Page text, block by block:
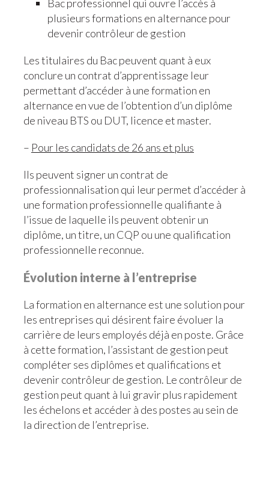
Bac professionnel qui ouvre l’accès à
plusieurs formations en alternance pour
devenir contrôleur de gestion
Les titulaires du Bac peuvent quant à eux
conclure un contrat d’apprentissage leur
permettant d’accéder à une formation en
alternance en vue de l’obtention d’un diplôme
de niveau BTS ou DUT, licence et master.
– Pour les candidats de 26 ans et plus
Ils peuvent signer un contrat de
professionnalisation qui leur permet d’accéder à
une formation professionnelle qualifiante à
l’issue de laquelle ils peuvent obtenir un
diplôme, un titre, un CQP ou une qualification
professionnelle reconnue.
Évolution interne à l’entreprise
La formation en alternance est une solution pour
les entreprises qui désirent faire évoluer la
carrière de leurs employés déjà en poste. Grâce
à cette formation, l’assistant de gestion peut
compléter ses diplômes et qualifications et
devenir contrôleur de gestion. Le contrôleur de
gestion peut quant à lui gravir plus rapidement
les échelons et accéder à des postes au sein de
la direction de l’entreprise.